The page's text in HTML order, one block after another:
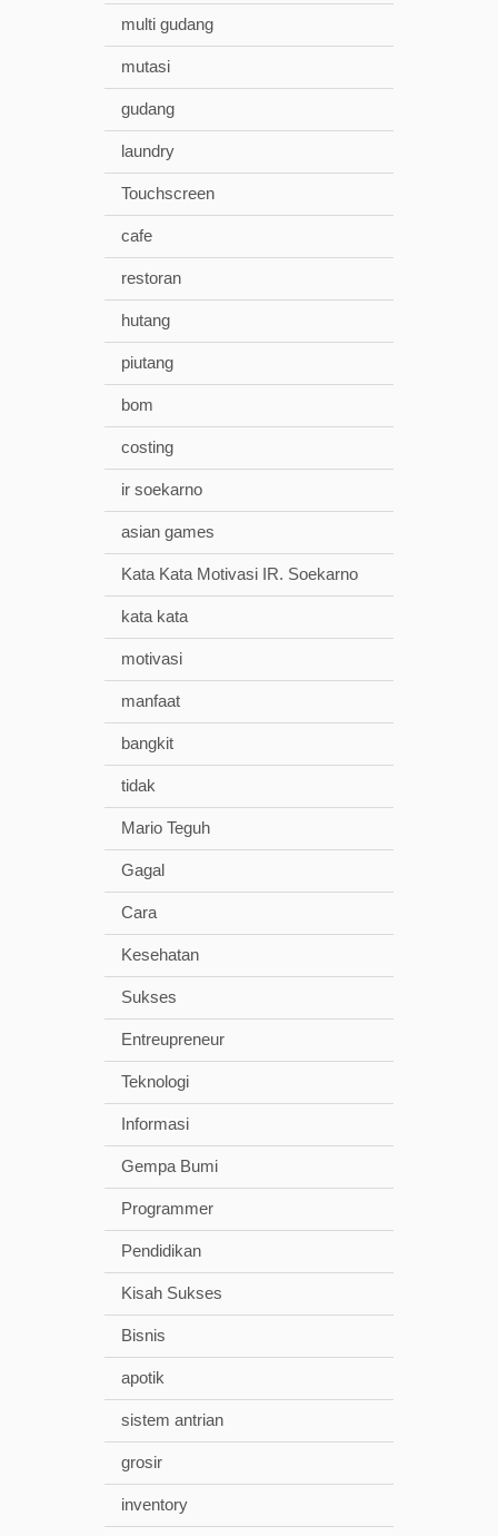
multi gudang
mutasi
gudang
laundry
Touchscreen
cafe
restoran
hutang
piutang
bom
costing
ir soekarno
asian games
Kata Kata Motivasi IR. Soekarno
kata kata
motivasi
manfaat
bangkit
tidak
Mario Teguh
Gagal
Cara
Kesehatan
Sukses
Entreupreneur
Teknologi
Informasi
Gempa Bumi
Programmer
Pendidikan
Kisah Sukses
Bisnis
apotik
sistem antrian
grosir
inventory